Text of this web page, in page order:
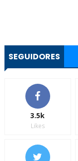
SEGUIDORES
3.5k
Likes